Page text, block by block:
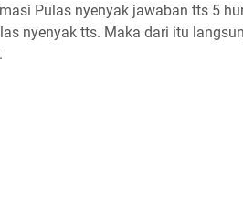
Pulas nyenyak jawaban tts 5
nyenyak tts. Maka dari itu